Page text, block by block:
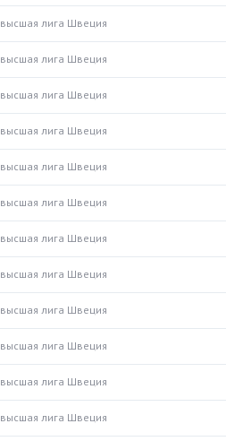
высшая лига Швеция
высшая лига Швеция
высшая лига Швеция
высшая лига Швеция
высшая лига Швеция
высшая лига Швеция
высшая лига Швеция
высшая лига Швеция
высшая лига Швеция
высшая лига Швеция
высшая лига Швеция
высшая лига Швеция